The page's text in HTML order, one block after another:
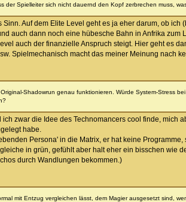
der Spielleiter sich nicht dauernd den Kopf zerbrechen muss,
Auf dem Elite Level geht es ja eher darum, ob
auch dann noch eine hübesche Bahn in Anfrika
auch der finanzielle Anspruch steigt. Hier geht es
Spielmechanisch macht das meiner Meinung nach
Shadowrun genau funktionieren. Würde System-Stress
zwar die Idee des Technomancers cool finde,
habe.
Persona' in die Matrix, er hat keine
in grün, gefühlt aber halt eher ein bisschen wie
durch Wandlungen bekommen.)
mit Entzug vergleichen lässt, dem Magier ausgesetzt sind,